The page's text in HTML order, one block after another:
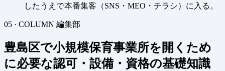
したうえで本番集客（SNS・MEO・チラシ）に入る。
05 · COLUMN 編集部
豊島区で小規模保育事業所を開くため
に必要な認可・設備・資格の基礎知識